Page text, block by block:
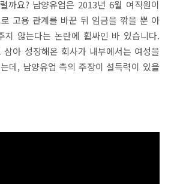
까요? 남양유업은 2013년 6월 여직원이
고용 관계를 바꾼 뒤 임금을 깎을 뿐 아
지 않는다는 논란에 휩싸인 바 있습니다.
삼아 성장해온 회사가 내부에서는 여성을
데, 남양유업 측의 주장이 설득력이 있을